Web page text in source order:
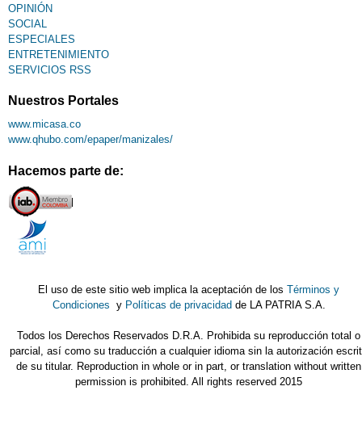
OPINIÓN
SOCIAL
ESPECIALES
ENTRETENIMIENTO
SERVICIOS RSS
Nuestros Portales
www.micasa.co
www.qhubo.com/epaper/manizales/
Hacemos parte de:
El uso de este sitio web implica la aceptación de losTérminos y
Condiciones y Políticas de privacidad de LA PATRIA S.A.
Todos los Derechos Reservados D.R.A. Prohibida su reproducción total o
parcial, así como su traducción a cualquier idioma sin la autorización
de su titular. Reproduction in whole or in part, or translation without written
permission is prohibited. All rights reserved 2015